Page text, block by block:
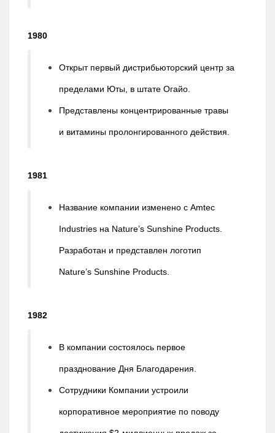
1980
Открыт первый дистрибьюторский центр за
пределами Юты, в штате Огайо.
Представлены концентрированные травы
и витамины пролонгированного действия.
1981
Название компании изменено с Amtec
Industries на Nature’s Sunshine Products.
Разработан и представлен логотип
Nature’s Sunshine Products.
1982
В компании состоялось первое
празднование Дня Благодарения.
Сотрудники Компании устроили
корпоративное мероприятие по поводу